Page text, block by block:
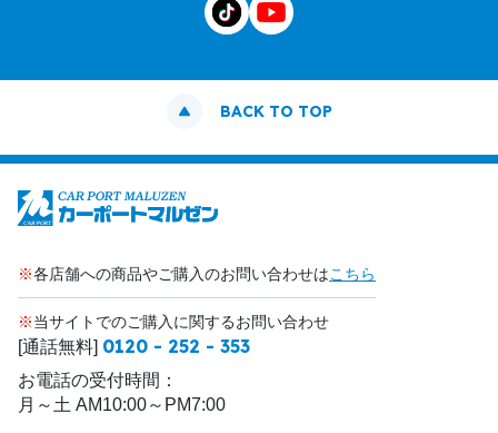
BACK TO TOP
※各店舗への商品やご購入のお問い合わせはこちら
※当サイトでのご購入に関するお問い合わせ
[通話無料] 0120 - 252 - 353
お電話の受付時間：
月～土 AM10:00～PM7:00